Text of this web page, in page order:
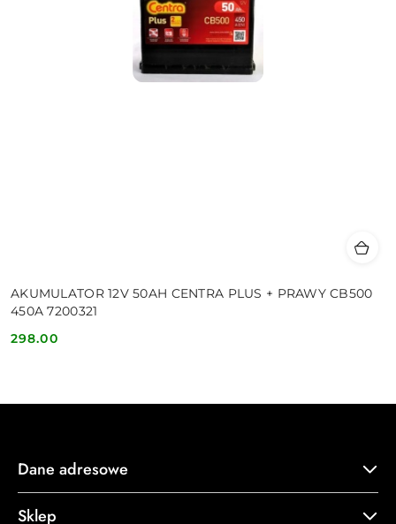
AKUMULATOR 12V 50AH CENTRA PLUS + PRAWY CB500
450A 7200321
Cena:
298.00
Dane adresowe
Sklep